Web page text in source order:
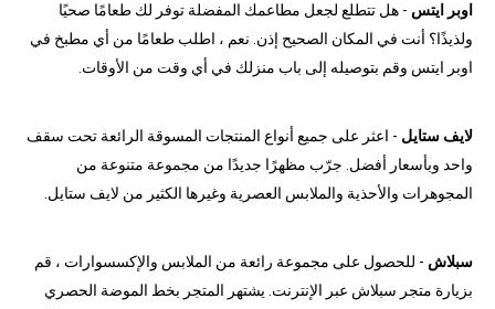
اوبر ايتس - هل تتطلع لجعل مطاعمك المفضلة توفر لك طعامًا صحيًا
ولذيذًا؟ أنت في المكان الصحيح إذن. نعم ، اطلب طعامًا من أي مطبخ في
اوبر ايتس وقم بتوصيله إلى باب منزلك في أي وقت من الأوقات.
لايف ستايل - اعثر على جميع أنواع المنتجات المسوقة الرائعة تحت سقف
واحد وبأسعار أفضل. جرّب مظهرًا جديدًا من مجموعة متنوعة من
المجوهرات والأحذية والملابس العصرية وغيرها الكثير من لايف ستايل.
سبلاش - للحصول على مجموعة رائعة من الملابس والإكسسوارات ، قم
بزيارة متجر سبلاش عبر الإنترنت. يشتهر المتجر بخط الموضة الحصري